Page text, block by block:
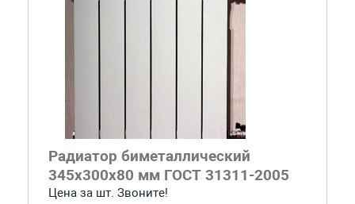
Радиатор биметаллический
345x300x80 мм ГОСТ 31311-2005
Цена за шт. Звоните!